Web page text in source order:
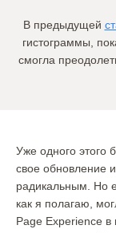
В предыдущей
гистограммы,
смогла
Уже одного этого
свое обновление
радикальным. Но
как я полагаю,
Page Experience в